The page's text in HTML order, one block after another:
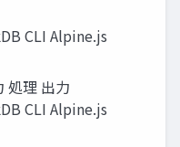
CLI Alpine.js
処理 出力
CLI Alpine.js